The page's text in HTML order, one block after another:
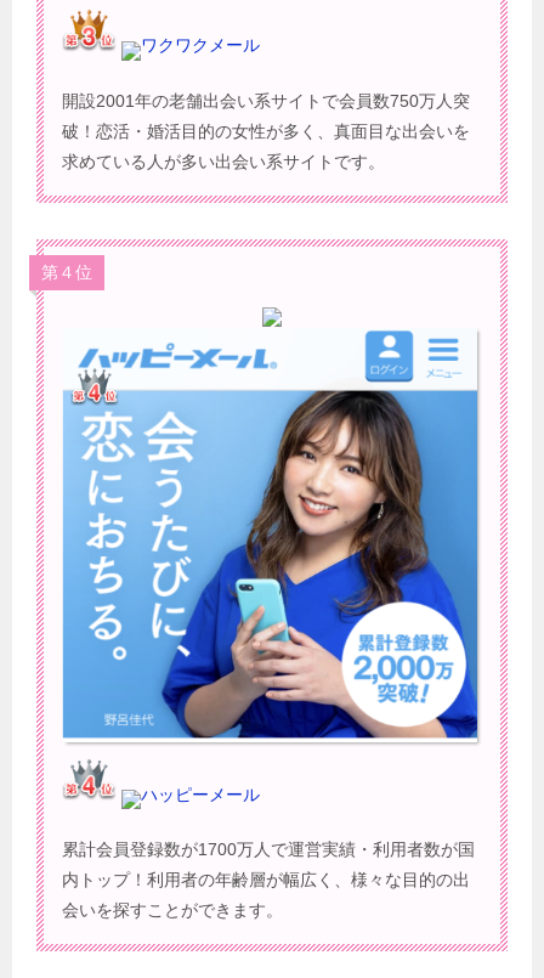
ワクワクメール
開設2001年の老舗出会い系サイトで会員数750万人突
破！恋活・婚活目的の女性が多く、真面目な出会いを
求めている人が多い出会い系サイトです。
第４位
ハッピーメール
累計会員登録数が1700万人で運営実績・利用者数が国
内トップ！利用者の年齢層が幅広く、様々な目的の出
会いを探すことができます。